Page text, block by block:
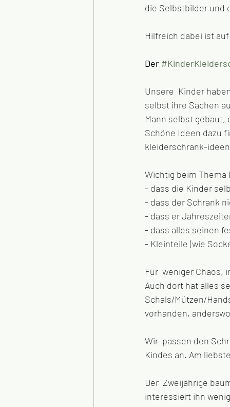
die Selbstbilder und
Hilfreich dabei ist
Der
Unsere  Kinder
selbst ihre Sachen
Mann selbst gebaut,
Schöne Ideen dazu
kleiderschrank-
Wichtig beim
- dass die Kinder
- dass der Schrank
- dass er
- dass alles seinen
- Kleinteile (wie
Für  weniger Chaos,
Auch dort hat alles
Schals/Mützen/
vorhanden,
Wir  passen den
Kindes an. Am
Der  Zweijährige
interessiert ihn